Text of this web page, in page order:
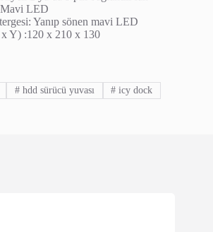
LED
Yanıp sönen mavi LED
Y) :120 x 210 x 130
#hdd sürücü yuvası # icy dock